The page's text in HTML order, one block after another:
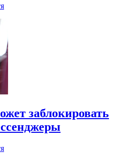
заблокировать